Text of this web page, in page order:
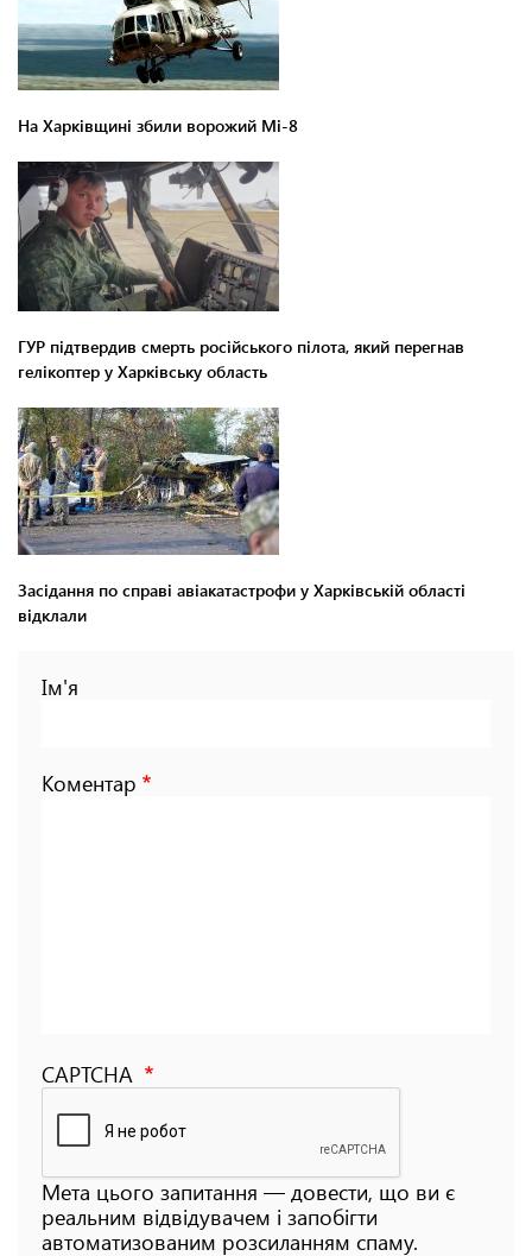
На Харківщині збили ворожий Мі-8
ГУР підтвердив смерть російського пілота, який перегнав
гелікоптер у Харківську область
Засідання по справі авіакатастрофи у Харківській області
відклали
Ім'я
Коментар
CAPTCHA
Мета цього запитання — довести, що ви є
реальним відвідувачем і запобігти
автоматизованим розсиланням спаму.